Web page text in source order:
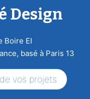
Design
Boire EI
basé à Paris 13
vos projets